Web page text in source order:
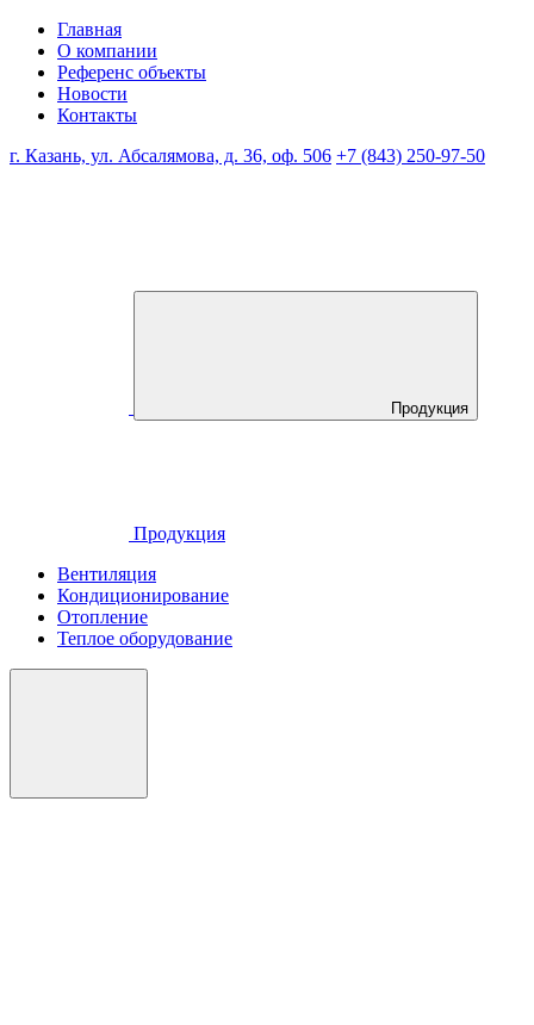
Главная
О компании
Референс объекты
Новости
Контакты
г. Казань, ул. Абсалямова, д. 36, оф. 506 +7 (843) 250-97-50
Продукция
Продукция
Вентиляция
Кондиционирование
Отопление
Теплое оборудование